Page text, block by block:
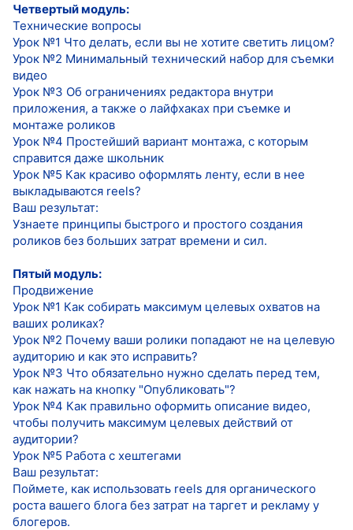
Четвертый модуль:
Технические вопросы
Урок №1 Что делать, если вы не хотите светить лицом?
Урок №2 Минимальный технический набор для съемки
видео
Урок №3 Об ограничениях редактора внутри
приложения, а также о лайфхаках при съемке и
монтаже роликов
Урок №4 Простейший вариант монтажа, с которым
справится даже школьник
Урок №5 Как красиво оформлять ленту, если в нее
выкладываются reels?
Ваш результат:
Узнаете принципы быстрого и простого создания
роликов без больших затрат времени и сил.
Пятый модуль:
Продвижение
Урок №1 Как собирать максимум целевых охватов на
ваших роликах?
Урок №2 Почему ваши ролики попадают не на целевую
аудиторию и как это исправить?
Урок №3 Что обязательно нужно сделать перед тем,
как нажать на кнопку "Опубликовать"?
Урок №4 Как правильно оформить описание видео,
чтобы получить максимум целевых действий от
аудитории?
Урок №5 Работа с хештегами
Ваш результат:
Поймете, как использовать reels для органического
роста вашего блога без затрат на таргет и рекламу у
блогеров.